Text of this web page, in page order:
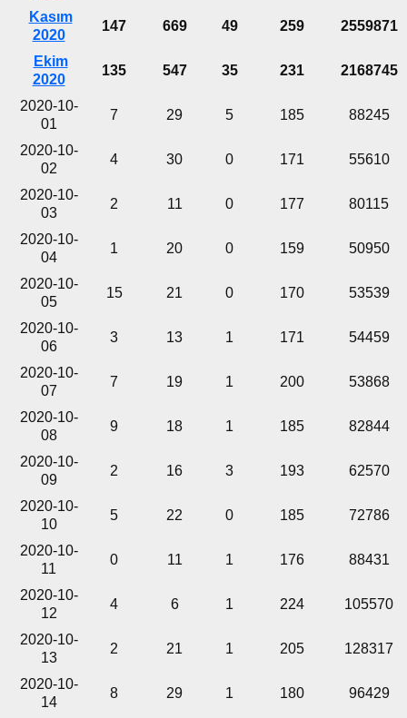
Kasım
2020
147 669 49 259 2559871
Ekim
2020
135 547 35 231 2168745
2020-10-
01
7 29 5 185 88245
2020-10-
02
4 30 0 171 55610
2020-10-
03
2 11 0 177 80115
2020-10-
04
1 20 0 159 50950
2020-10-
05
15 21 0 170 53539
2020-10-
06
3 13 1 171 54459
2020-10-
07
7 19 1 200 53868
2020-10-
08
9 18 1 185 82844
2020-10-
09
2 16 3 193 62570
2020-10-
10
5 22 0 185 72786
2020-10-
11
0 11 1 176 88431
2020-10-
12
4 6 1 224 105570
2020-10-
13
2 21 1 205 128317
2020-10-
14
8 29 1 180 96429